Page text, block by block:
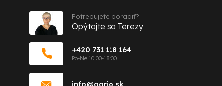
info@gario.sk
+420 731 118 164
Potrebujete poradiť?
Opýtajte sa Terezy